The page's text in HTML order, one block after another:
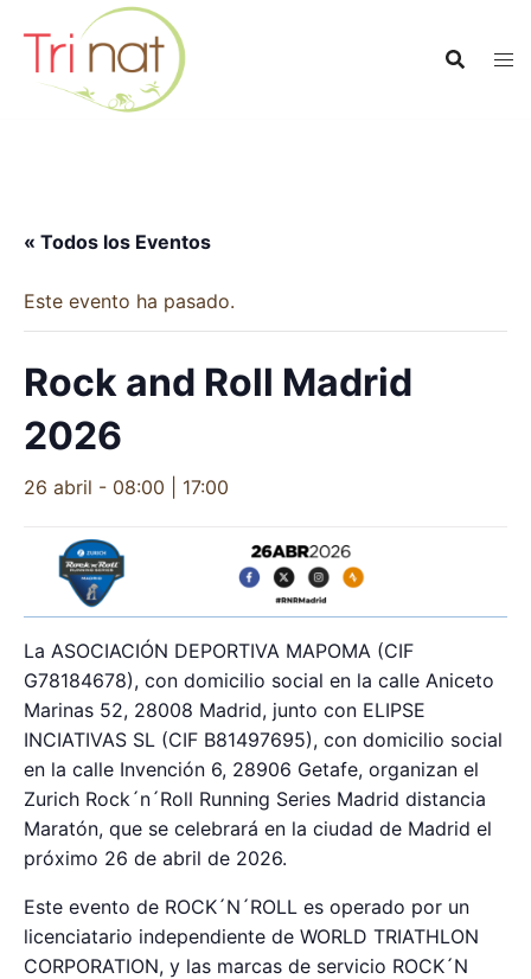
contenido
« Todos los Eventos
Este evento ha pasado.
Rock and Roll Madrid
2026
26 abril - 08:00 17:00
La ASOCIACIÓN DEPORTIVA MAPOMA (CIF
G78184678), con domicilio social en la calle Aniceto
Marinas 52, 28008 Madrid, junto con ELIPSE
INCIATIVAS SL (CIF B81497695), con domicilio social
en la calle Invención 6, 28906 Getafe, organizan el
Zurich Rock´n´Roll Running Series Madrid distancia
Maratón, que se celebrará en la ciudad de Madrid el
próximo 26 de abril de 2026.
Este evento de ROCK´N´ROLL es operado por un
licenciatario independiente de WORLD TRIATHLON
CORPORATION, y las marcas de servicio ROCK´N